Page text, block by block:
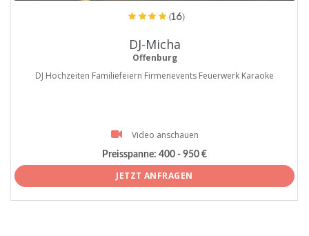
(16)
DJ-Micha
Offenburg
DJ Hochzeiten Familiefeiern Firmenevents Feuerwerk Karaoke
Video anschauen
Preisspanne: 400 - 950 €
JETZT ANFRAGEN